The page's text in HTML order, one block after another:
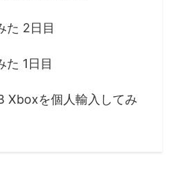
た 2日目
た 1日目
Xboxを個人輸入してみ